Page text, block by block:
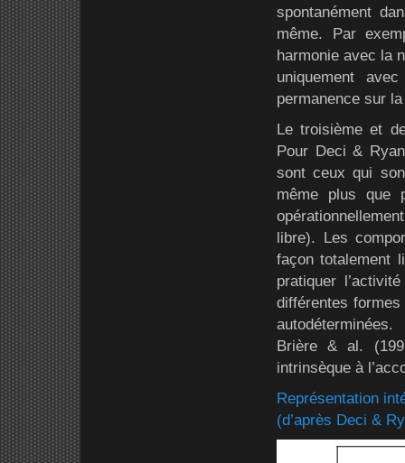
spontanément
même. Par
harmonie avec la
uniquement
permanence sur
Le troisième et
Pour Deci &
sont ceux qui
même plus que
libre). Les
façon totalement
pratiquer
différentes
autodéterminées.
Brière & al.
intrinsèque à
Représentation
(d’après Deci &